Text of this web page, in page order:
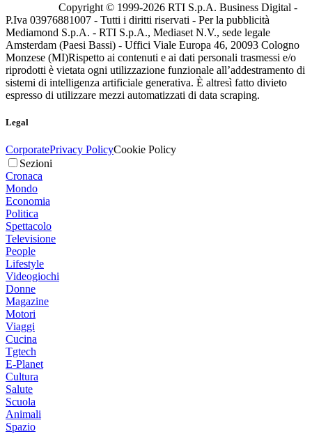
Copyright © 1999-2026 RTI S.p.A. Business Digital -
P.Iva 03976881007 - Tutti i diritti riservati - Per la pubblicità
Mediamond S.p.A. - RTI S.p.A., Mediaset N.V., sede legale
Amsterdam (Paesi Bassi) - Uffici Viale Europa 46, 20093 Cologno
Monzese (MI)Rispetto ai contenuti e ai dati personali trasmessi e/o
riprodotti è vietata ogni utilizzazione funzionale all’addestramento di
sistemi di intelligenza artificiale generativa. È altresì fatto divieto
espresso di utilizzare mezzi automatizzati di data scraping.
Legal
CorporatePrivacy PolicyCookie Policy
Sezioni
Cronaca
Mondo
Economia
Politica
Spettacolo
Televisione
People
Lifestyle
Videogiochi
Donne
Magazine
Motori
Viaggi
Cucina
Tgtech
E-Planet
Cultura
Salute
Scuola
Animali
Spazio